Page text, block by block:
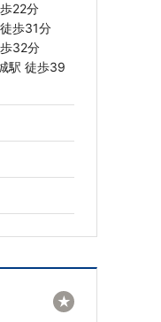
22分
歩31分
32分
駅 徒歩39
★